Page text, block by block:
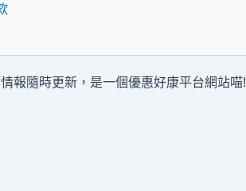
報隨時更新，是一個優惠好康平台網站喵!